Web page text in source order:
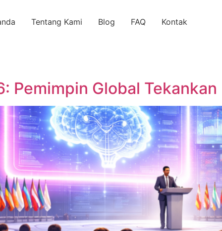
Tentang Kami Blog FAQ Kontak
Pemimpin Global Tekankan